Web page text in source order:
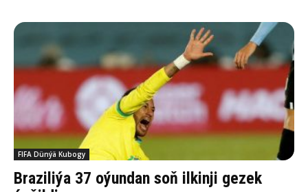
FIFA Dünýä Kubogy
Braziliýa 37 oýundan soň ilkinji gezek